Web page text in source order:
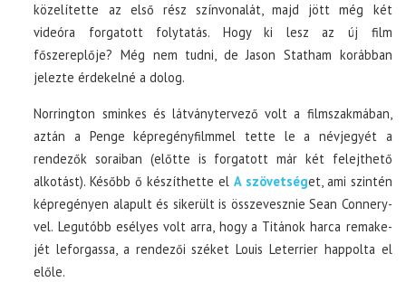
közelítette az első rész színvonalát, majd jött még két
videóra forgatott folytatás. Hogy ki lesz az új film
főszereplője? Még nem tudni, de Jason Statham korábban
jelezte érdekelné a dolog.
Norrington sminkes és látványtervező volt a filmszakmában,
aztán a Penge képregényfilmmel tette le a névjegyét a
rendezők soraiban (előtte is forgatott már két felejthető
alkotást). Később ő készíthette el A szövetséget, ami szintén
képregényen alapult és sikerült is összevesznie Sean Connery-
vel. Legutóbb esélyes volt arra, hogy a Titánok harca remake-
jét leforgassa, a rendezői széket Louis Leterrier happolta el
előle.